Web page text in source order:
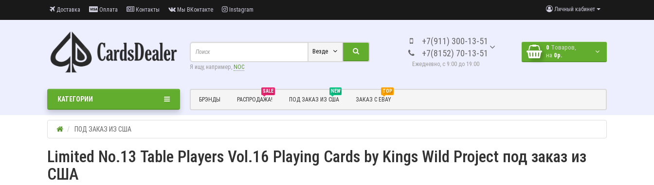
Доставка Оплата Контакты Мы ВКонтакте Instagram Личный кабинет
+7(911) 300-13-51
+7(8152) 70-13-51
Ежедневно, с 9:00 до 19:00
0 Tоваров,
на 0р.
Везде
Я ищу, например, NOC
БРЭНДЫ
SALE
РАСПРОДАЖА!
NEW
ПОД ЗАКАЗ ИЗ США
TOP
ЗАКАЗ С EBAY
КАТЕГОРИИ
ПОД ЗАКАЗ ИЗ США
Limited No.13 Table Players Vol.16 Playing Cards by Kings Wild Project под заказ из
США